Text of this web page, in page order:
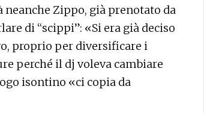
neanche Zippo, già prenotato da
di “scippi”: «Si era già deciso
proprio per diversificare i
perché il dj voleva cambiare
isontino «ci copia da